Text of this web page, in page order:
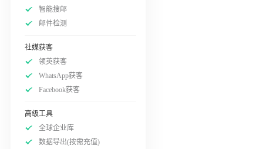
智能搜邮
邮件检测
社媒获客
领英获客
WhatsApp获客
Facebook获客
高级工具
全球企业库
数据导出(按需充值)